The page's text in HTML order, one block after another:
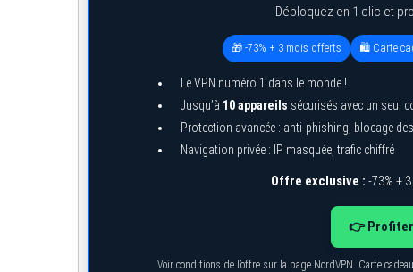
Débloquez en 1 clic et
🎁 -73% + 3 mois offerts 🛍️ Carte
Le VPN numéro 1 dans le monde !
Jusqu’à 10 appareils sécurisés avec un seul
Protection avancée : anti-phishing, blocage
Navigation privée : IP masquée, trafic chiffré
Offre exclusive : -73% +
👉 Profiter
Voir conditions de l’offre sur la page NordVPN. Carte